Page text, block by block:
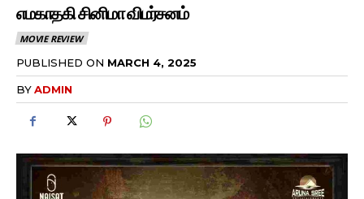
எமகாதகி சினிமா விமர்சனம்
MOVIE REVIEW
PUBLISHED ON MARCH 4, 2025
BYADMIN